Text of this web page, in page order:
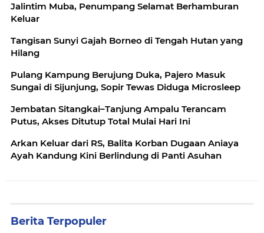
Jalintim Muba, Penumpang Selamat Berhamburan
Keluar
Tangisan Sunyi Gajah Borneo di Tengah Hutan yang
Hilang
Pulang Kampung Berujung Duka, Pajero Masuk
Sungai di Sijunjung, Sopir Tewas Diduga Microsleep
Jembatan Sitangkai–Tanjung Ampalu Terancam
Putus, Akses Ditutup Total Mulai Hari Ini
Arkan Keluar dari RS, Balita Korban Dugaan Aniaya
Ayah Kandung Kini Berlindung di Panti Asuhan
Berita Terpopuler